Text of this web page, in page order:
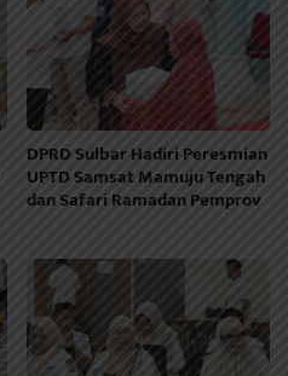
DPRD Sulbar Hadiri Peresmian
UPTD Samsat Mamuju Tengah
dan Safari Ramadan Pemprov